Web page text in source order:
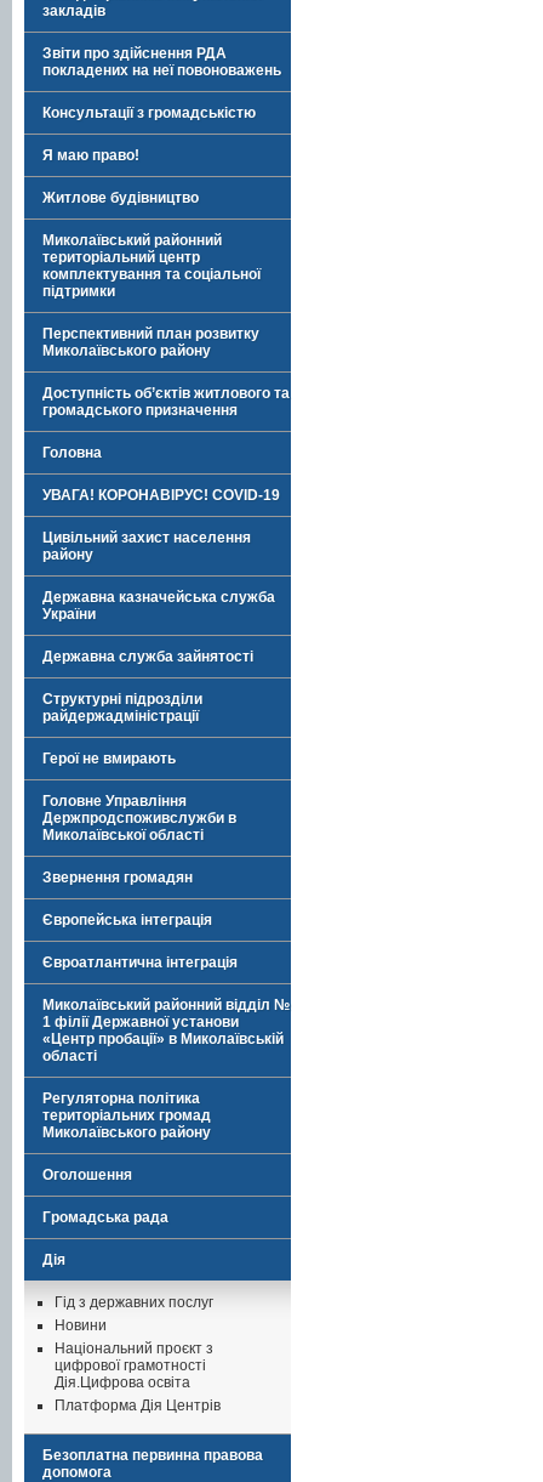
закладів
Звіти про здійснення РДА
покладених на неї повоноважень
Консультації з громадськістю
Я маю право!
Житлове будівництво
Миколаївський районний
територіальний центр
комплектування та соціальної
підтримки
Перспективний план розвитку
Миколаївського району
Доступність об’єктів житлового та
громадського призначення
Головна
УВАГА! КОРОНАВІРУС! COVID-19
Цивільний захист населення
району
Державна казначейська служба
України
Державна служба зайнятості
Структурні підрозділи
райдержадміністрації
Герої не вмирають
Головне Управління
Держпродспоживслужби в
Миколаївської області
Звернення громадян
Європейська інтеграція
Євроатлантична інтеграція
Миколаївський районний відділ №
1 філії Державної установи
«Центр пробації» в Миколаївській
області
Регуляторна політика
територіальних громад
Миколаївського району
Оголошення
Громадська рада
Дія
Гід з державних послуг
Новини
Національний проєкт з
цифрової грамотності
Дія.Цифрова освіта
Платформа Дія Центрів
Безоплатна первинна правова
допомога